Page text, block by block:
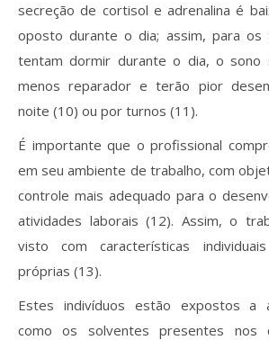
secreção de cortisol e adrenalina é
oposto durante o dia; assim, para os
tentam dormir durante o dia, o sono
menos reparador e terão pior
noite (10) ou por turnos (11).
É importante que o profissional
em seu ambiente de trabalho, com
controle mais adequado para o
atividades laborais (12). Assim, o
visto com características
próprias (13).
Estes indivíduos estão expostos a
como os solventes presentes nos